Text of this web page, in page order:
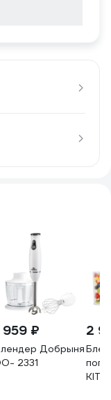
959 ₽
Добрыня
2331
2